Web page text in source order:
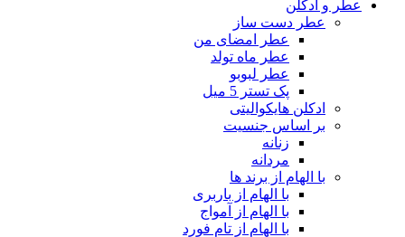
عطر و ادکلن
عطر دست ساز
عطر امضای من
عطر ماه تولد
عطر لبوبو
پک تستر 5 میل
ادکلن هایکوالیتی
بر اساس جنسیت
زنانه
مردانه
با الهام از برند ها
با الهام از باربری
با الهام از آمواج
با الهام از تام فورد